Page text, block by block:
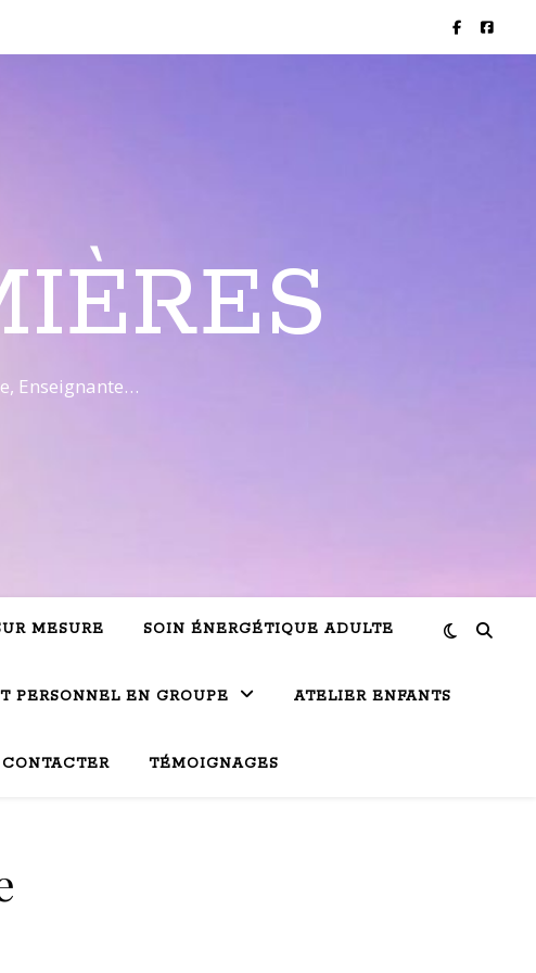
Enseignante…
MESURE SOIN ÉNERGÉTIQUE ADULTE
PERSONNEL EN GROUPE ATELIER ENFANTS
TÉMOIGNAGES
de-la-lumière